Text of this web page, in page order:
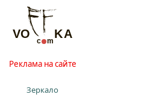
Реклама на сайте
Зеркало